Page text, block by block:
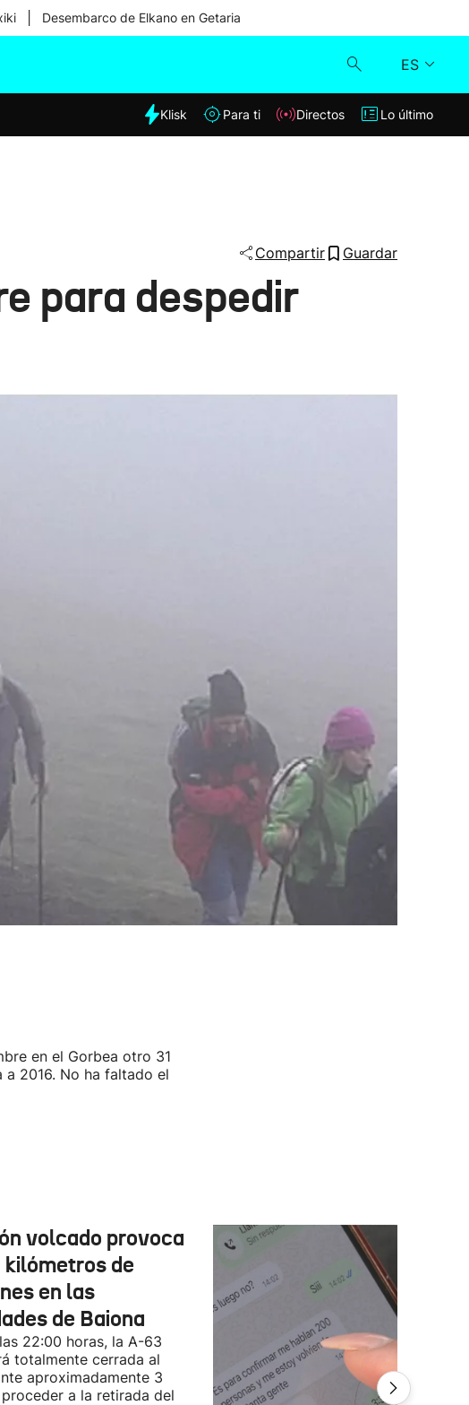
Desembarco de Elkano en Getaria
ES
Klisk
Klisk Para ti Directos Lo último
Compartir Guardar
para despedir
en el Gorbea otro 31
2016. No ha faltado el
volcado provoca
kilómetros de
en las
de Baiona
22:00 horas, la A-63
totalmente cerrada al
aproximadamente 3
a la retirada del